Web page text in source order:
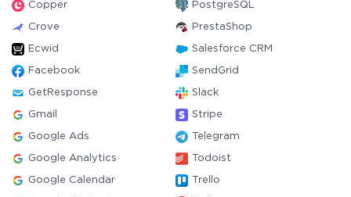
Copper PostgreSQL
Crove PrestaShop
Ecwid Salesforce CRM
Facebook SendGrid
GetResponse Slack
Gmail Stripe
Google Ads Telegram
Google Analytics Todoist
Google Calendar Trello